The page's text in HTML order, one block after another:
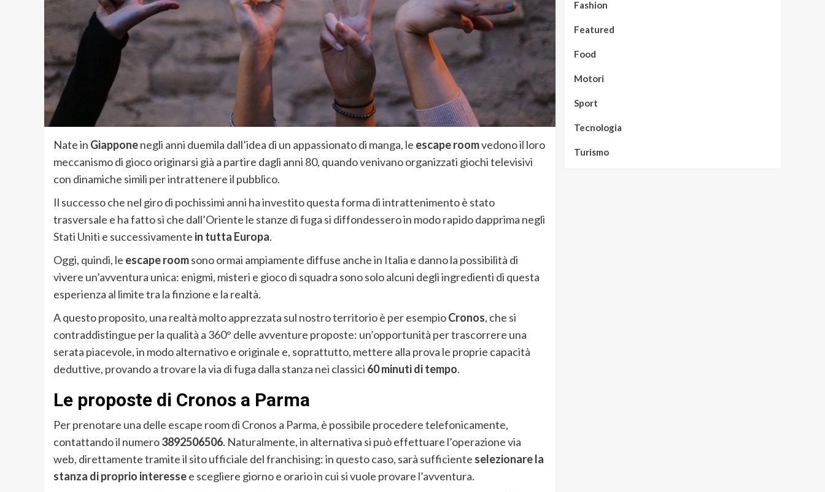
Nate in Giapponenegli anni duemila dall’idea di un appassionato di manga, le escape roomvedono il loro
meccanismo di gioco originarsi già a partire dagli anni 80, quando venivano organizzati giochi televisivi
con dinamiche simili per intrattenere il pubblico.
Il successo che nel giro di pochissimi anni ha investito questa forma di intrattenimento è stato
trasversale e ha fatto sì che dall’Oriente le stanze di fuga si diffondessero in modo rapido dapprima negli
Stati Uniti e successivamente in tutta Europa.
Oggi, quindi, le escape roomsono ormai ampiamente diffuse anche in Italia e danno la possibilità di
vivere un’avventura unica: enigmi, misteri e gioco di squadra sono solo alcuni degli ingredienti di questa
esperienza al limite tra la finzione e la realtà.
A questo proposito, una realtà molto apprezzata sul nostro territorio è per esempioCronos, che si
contraddistingue per la qualità a 360° delle avventure proposte: un’opportunità per trascorrere una
serata piacevole, in modo alternativo e originale e, soprattutto, mettere alla prova le proprie capacità
deduttive, provando a trovare la via di fuga dalla stanza nei classici 60 minuti di tempo.
Le proposte di Cronos a Parma
Per prenotare una delle escape room di Cronos a Parma, è possibile procedere telefonicamente,
contattando il numero3892506506. Naturalmente, in alternativa si può effettuare l’operazione via
web, direttamente tramite il sito ufficiale del franchising: in questo caso, sarà sufficiente selezionare la
stanza di proprio interessee scegliere giorno e orario in cui si vuole provare l’avventura.
Fashion
Featured
Food
Motori
Sport
Tecnologia
Turismo